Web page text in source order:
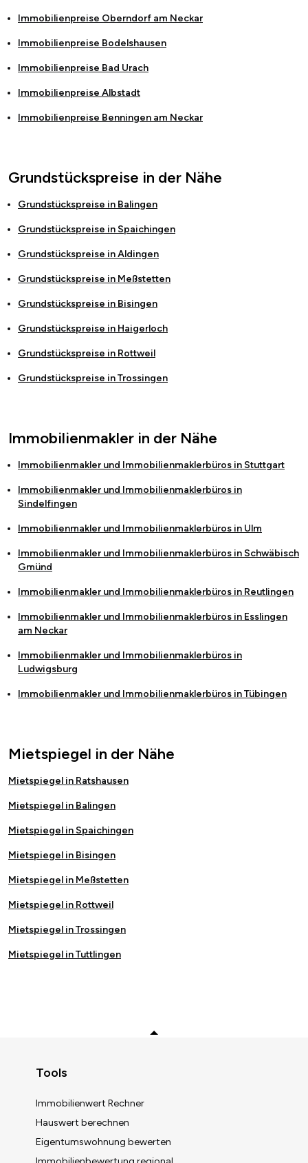
Immobilienpreise Oberndorf am Neckar
Immobilienpreise Bodelshausen
Immobilienpreise Bad Urach
Immobilienpreise Albstadt
Immobilienpreise Benningen am Neckar
Grundstückspreise in der Nähe
Grundstückspreise in Balingen
Grundstückspreise in Spaichingen
Grundstückspreise inAldingen
Grundstückspreise in Meßstetten
Grundstückspreise in Bisingen
Grundstückspreise in Haigerloch
Grundstückspreise in Rottweil
Grundstückspreise inTrossingen
Immobilienmakler in der Nähe
Immobilienmakler und Immobilienmaklerbüros in Stuttgart
Immobilienmakler und Immobilienmaklerbüros in
Sindelfingen
Immobilienmakler und Immobilienmaklerbüros in Ulm
Immobilienmakler und Immobilienmaklerbüros in Schwäbisch
Gmünd
Immobilienmakler und Immobilienmaklerbüros in Reutlingen
Immobilienmakler und Immobilienmaklerbüros in Esslingen
am Neckar
Immobilienmakler und Immobilienmaklerbüros in
Ludwigsburg
Immobilienmakler und Immobilienmaklerbüros inTübingen
Mietspiegel in der Nähe
Mietspiegel in Ratshausen
Mietspiegel in Balingen
Mietspiegel in Spaichingen
Mietspiegel in Bisingen
Mietspiegel in Meßstetten
Mietspiegel in Rottweil
Mietspiegel in Trossingen
Mietspiegel in Tuttlingen
Immobilienwert berechnen
Tools
Immobilienwert Rechner
Hauswert berechnen
Eigentumswohnung bewerten